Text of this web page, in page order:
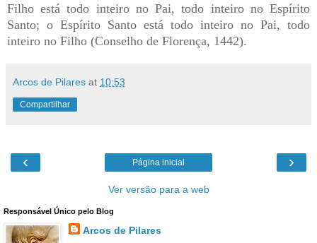
Filho está todo inteiro no Pai, todo inteiro no Espírito
Santo; o Espírito Santo está todo inteiro no Pai, todo
inteiro no Filho (Conselho de Florença, 1442).
Arcos de Pilares at 10:53
Compartilhar
‹ ›
Página inicial
Ver versão para a web
Responsável Único pelo Blog
Arcos de Pilares